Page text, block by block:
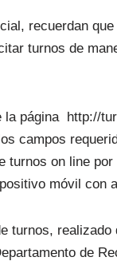
recuerdan
turnos de
página http://
campos
turnos on line
móvil con
turnos, realizado
de